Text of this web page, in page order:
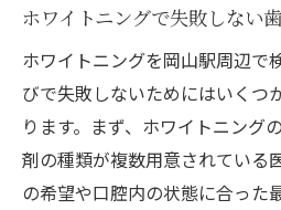
ホワイトニングで失敗しない
ホワイトニングを岡山駅周辺で
びで失敗しないためにはいくつ
ります。まず、ホワイトニング
剤の種類が複数用意されている
の希望や口腔内の状態に合った